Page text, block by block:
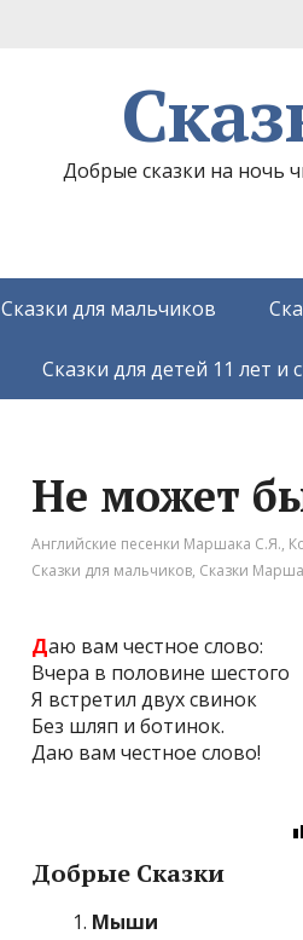
Добрые сказки на ночь
Сказки для мальчиков
Сказки для детей 11 лет и
Не может
Английские песенки Маршака С.Я.,
Сказки для мальчиков, Сказки
Даю вам честное слово:
Вчера в половине шестого
Я встретил двух свинок
Без шляп и ботинок.
Даю вам честное слово!
Добрые Сказки
Мыши